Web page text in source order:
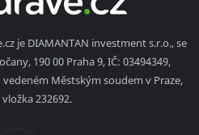
je DIAMANTAN investment s.r.o., se
190 00 Praha 9, IČ: 03494349,
Městským soudem v Praze,
232692.